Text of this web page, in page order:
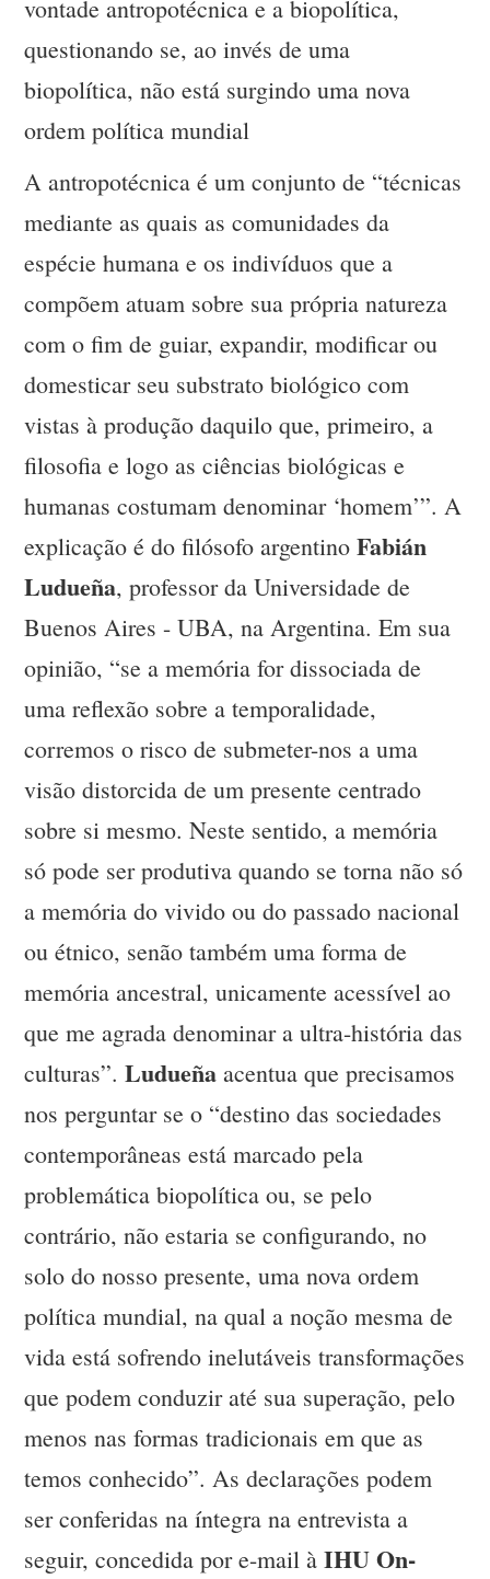
vontade antropotécnica e a biopolítica,
questionando se, ao invés de uma
biopolítica, não está surgindo uma nova
ordem política mundial
A antropotécnica é um conjunto de “técnicas
mediante as quais as comunidades da
espécie humana e os indivíduos que a
compõem atuam sobre sua própria natureza
com o fim de guiar, expandir, modificar ou
domesticar seu substrato biológico com
vistas à produção daquilo que, primeiro, a
filosofia e logo as ciências biológicas e
humanas costumam denominar ‘homem’”. A
explicação é do filósofo argentinoFabián
Ludueña, professor da Universidade de
Buenos Aires - UBA, na Argentina. Em sua
opinião, “se a memória for dissociada de
uma reflexão sobre a temporalidade,
corremos o risco de submeter-nos a uma
visão distorcida de um presente centrado
sobre si mesmo. Neste sentido, a memória
só pode ser produtiva quando se torna não só
a memória do vivido ou do passado nacional
ou étnico, senão também uma forma de
memória ancestral, unicamente acessível ao
que me agrada denominar a ultra-história das
culturas”.Ludueña acentua que precisamos
nos perguntar se o “destino das sociedades
contemporâneas está marcado pela
problemática biopolítica ou, se pelo
contrário, não estaria se configurando, no
solo do nosso presente, uma nova ordem
política mundial, na qual a noção mesma de
vida está sofrendo inelutáveis transformações
que podem conduzir até sua superação, pelo
menos nas formas tradicionais em que as
temos conhecido”. As declarações podem
ser conferidas na íntegra na entrevista a
seguir, concedida por e-mail àIHU On-